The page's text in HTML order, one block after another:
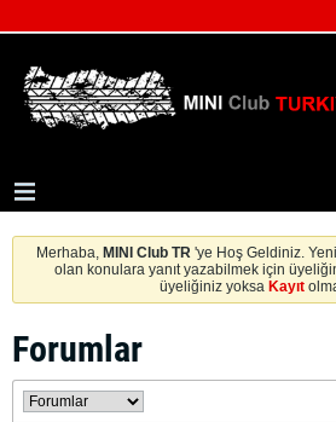
Merhaba, MINI Club TR 'ye Hoş Geldiniz.
olan konulara yanıt yazabilmek için
üyeliğiniz yoksa Kayıt
Forumlar